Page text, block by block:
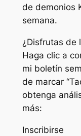
de demonios
semana.
¿Disfrutas de
Haga clic a
mi boletín
de marcar
obtenga
más:
Inscribirse